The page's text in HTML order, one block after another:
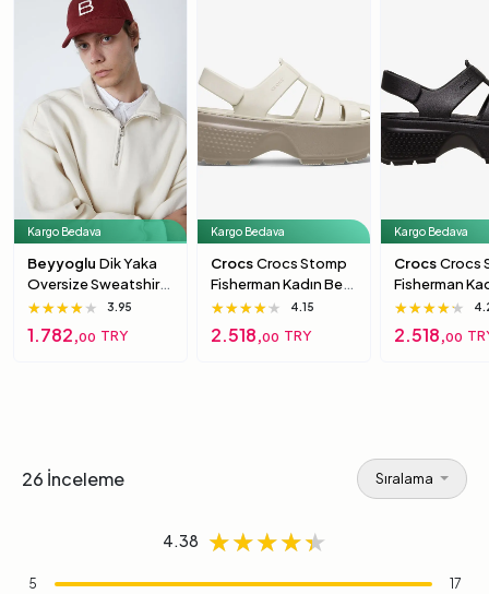
Kargo Bedava
Beyyoglu Dik Yaka
Oversize Sweatshirt
S
★★★★★
★★★★★
★★★★★ 3.95
1.782,00 TRY
Kargo Bedava
CrocsCrocs Stomp
Fisherman Kadın Bej
Sandalet 39-40
★★★★★
★★★★★
★★★★★ 4.15
2.518,00 TRY
Kargo Bedava
CrocsCrocs
Fisherman
Siyah
40
★★★★★
★★★★★
★★★★★
2.518,00
26 İnceleme Sıralama
4.38 ★★★★★
★★★★★
★★★★★
5
17